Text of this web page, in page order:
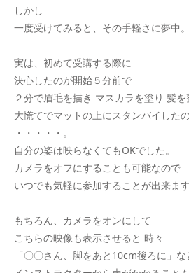
しかし
一度受けてみると、その手軽さに夢中。
実は、初めて受講する際に
決心したのが開始５分前で
２分で眉毛を描き マスカラを塗り 髪を
大慌てでマットの上にスタンバイした
・・・・・。
自分の姿は映らなくてもOKでした。
カメラをオフにすることも可能なので
いつでも気軽に参加することが出来ます
もちろん、カメラをオンにして
こちらの映像も表示させると 時々
「〇〇さん、脚をあと10cm後ろに」な